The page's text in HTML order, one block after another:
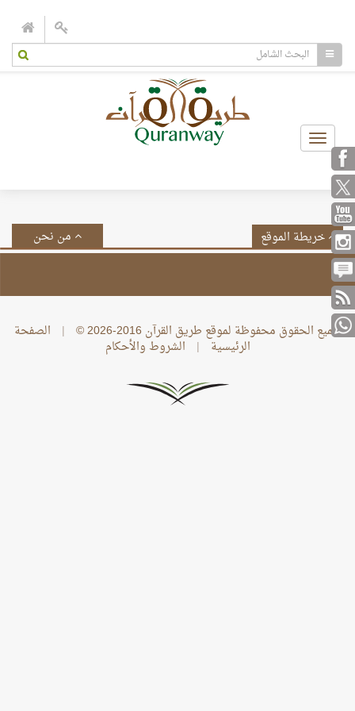
Toggle
navigation
من نحن خريطة الموقع
جميع الحقوق محفوظة لموقع طريق القرآن 2016-2026 © | الصفحة
الرئيسية | الشروط والأحكام